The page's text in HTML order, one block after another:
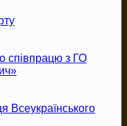
співпрацю з ГО
Всеукраїнського